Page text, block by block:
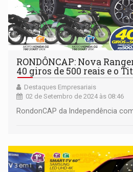
RONDÔNCAP: Nova
40 giros de 500 reais e o
Destaques Empresariais
02 de Setembro de 2024 às 08:46
RondonCAP da Independência